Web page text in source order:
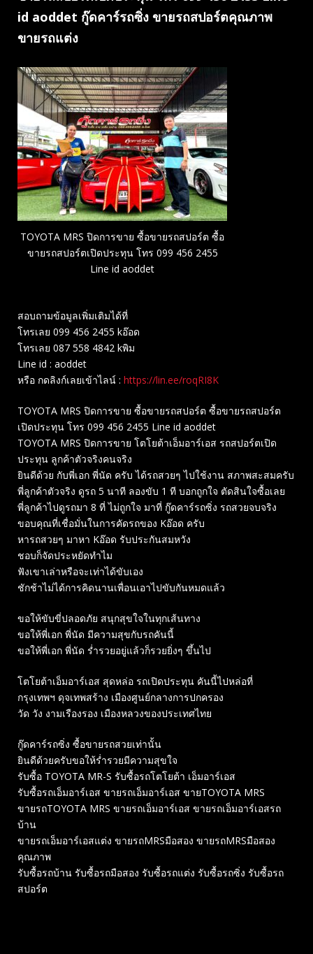
id aoddet กู๊ดคาร์รถซิ่ง ขายรถสปอร์ตคุณภาพ
ขายรถแต่ง
TOYOTA MRS ปิดการขาย ซื้อขายรถสปอร์ต ซื้อ
ขายรถสปอร์ตเปิดประทุน โทร 099 456 2455
Line id aoddet
สอบถามข้อมูลเพิ่มเติมได้ที่
โทรเลย 099 456 2455 kอ๊อด
โทรเลย 087 558 4842 kพิม
Line id : aoddet
หรือ กดลิงก์เลยเข้าไลน์ : https://lin.ee/roqRI8K
TOYOTA MRS ปิดการขาย ซื้อขายรถสปอร์ต ซื้อขายรถสปอร์ต
เปิดประทุน โทร 099 456 2455 Line id aoddet
TOYOTA MRS ปิดการขาย โตโยต้าเอ็มอาร์เอส รถสปอร์ตเปิด
ประทุน ลูกค้าตัวจริงคนจริง
ยินดีด้วย กับพี่เอก พี่นัด ครับ ได้รถสวยๆ ไปใช้งาน สภาพสะสมครับ
พี่ลูกค้าตัวจริง ดูรถ 5 นาที ลองขับ 1 ที บอกถูกใจ ตัดสินใจซื้อเลย
พี่ลูกค้าไปดูรถมา 8 ที่ ไม่ถูกใจ มาที่ กู๊ดคาร์รถซิ่ง รถสวยจบจริง
ขอบคุณที่เชื่อมั่นในการคัดรถของ Kอ๊อด ครับ
หารถสวยๆ มาหา Kอ๊อด รับประกันสมหวัง
ชอบก็จัดประหยัดทำไม
ฟังเขาเล่าหรือจะเท่าได้ขับเอง
ชักช้าไม่ได้การคิดนานเพื่อนเอาไปขับกันหมดแล้ว
ขอให้ขับขี่ปลอดภัย สนุกสุขใจในทุกเส้นทาง
ขอให้พี่เอก พี่นัด มีความสุขกับรถคันนี้
ขอให้พี่เอก พี่นัด ร่ำรวยอยู่แล้วก็รวยยิ่งๆ ขึ้นไป
โตโยต้าเอ็มอาร์เอส สุดหล่อ รถเปิดประทุน คันนี้ไปหล่อที่
กรุงเทพฯ ดุจเทพสร้าง เมืองศูนย์กลางการปกครอง
วัด วัง งามเรืองรอง เมืองหลวงของประเทศไทย
กู๊ดคาร์รถซิ่ง ซื้อขายรถสวยเท่านั้น
ยินดีด้วยครับขอให้ร่ำรวยมีความสุขใจ
รับซื้อ TOYOTA MR-S รับซื้อรถโตโยต้า เอ็มอาร์เอส
รับซื้อรถเอ็มอาร์เอส ขายรถเอ็มอาร์เอส ขายTOYOTA MRS
ขายรถTOYOTA MRS ขายรถเอ็มอาร์เอส ขายรถเอ็มอาร์เอสรถ
บ้าน
ขายรถเอ็มอาร์เอสแต่ง ขายรถMRSมือสอง ขายรถMRSมือสอง
คุณภาพ
รับซื้อรถบ้าน รับซื้อรถมือสอง รับซื้อรถแต่ง รับซื้อรถซิ่ง รับซื้อรถ
สปอร์ต